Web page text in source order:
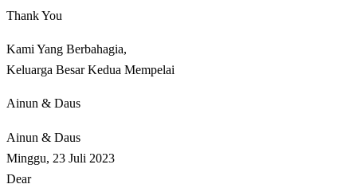
Thank You
Kami Yang Berbahagia,
Keluarga Besar Kedua Mempelai
Ainun & Daus
Ainun & Daus
Minggu, 23 Juli 2023
Dear